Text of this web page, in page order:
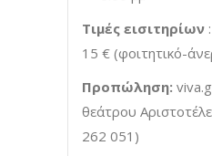
Τιμές εισιτηρίων
15 € (φοιτητικό-
Προπώληση:
θεάτρου
262 051)